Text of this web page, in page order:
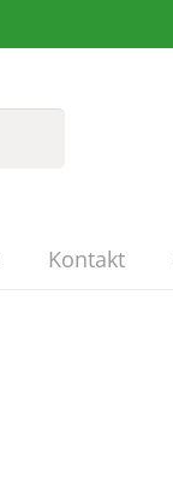
Kontakt